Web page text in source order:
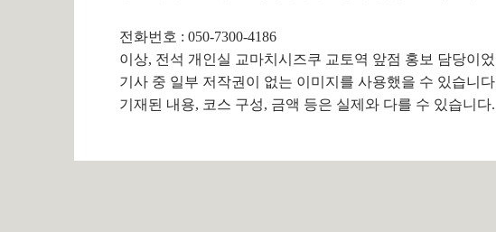
전화번호 : 050-7300-4186
이상, 전석 개인실 교마치시즈쿠 교토역 앞점 홍보 담당이
기사 중 일부 저작권이 없는 이미지를 사용했을 수 있습니
기재된 내용, 코스 구성, 금액 등은 실제와 다를 수 있습니